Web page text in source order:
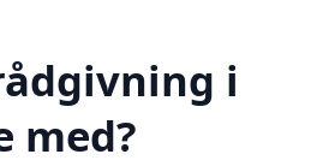
i
med?